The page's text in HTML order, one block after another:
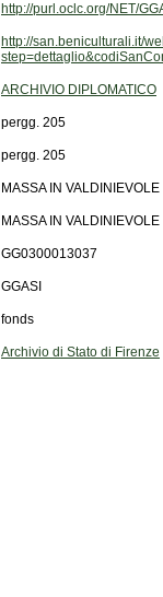
http://purl.oclc.org/NET/
ARCHIVIO DIPLOMATICO
pergg. 205
pergg. 205
MASSA IN
MASSA IN
GG0300013037
GGASI
fonds
Archivio di Stato di Firenze